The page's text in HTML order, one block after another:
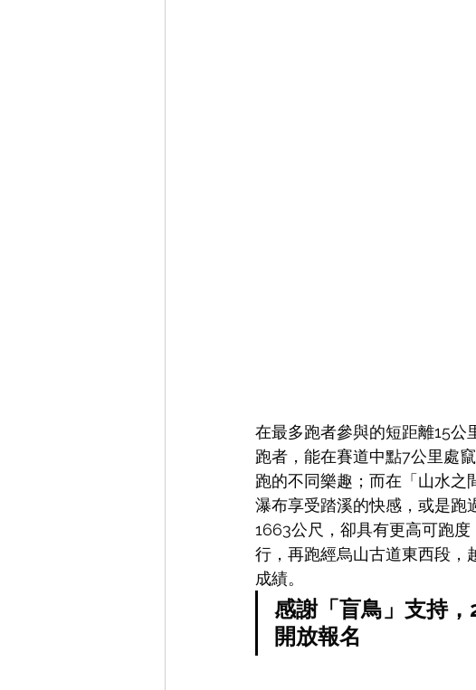
在最多跑者參與的短距離15
跑者，能在賽道中點7公里處
跑的不同樂趣；而在「山水之
瀑布享受踏溪的快感，或是跑
1663公尺，卻具有更高可跑
行，再跑經烏山古道東西段，
成績。
感謝「盲鳥」支持
開放報名